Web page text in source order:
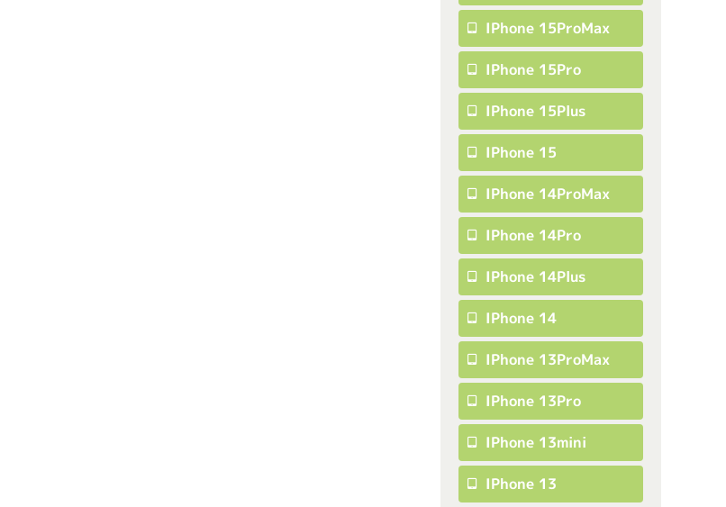
IPhone 15ProMax
IPhone 15Pro
IPhone 15Plus
IPhone 15
IPhone 14ProMax
IPhone 14Pro
IPhone 14Plus
IPhone 14
IPhone 13ProMax
IPhone 13Pro
IPhone 13mini
IPhone 13